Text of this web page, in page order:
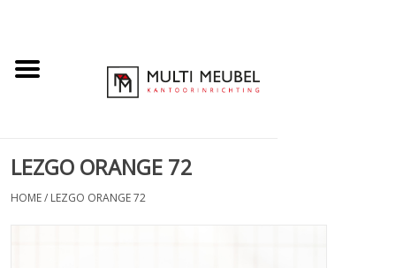
LEZGO ORANGE 72
HOME/ LEZGO ORANGE 72